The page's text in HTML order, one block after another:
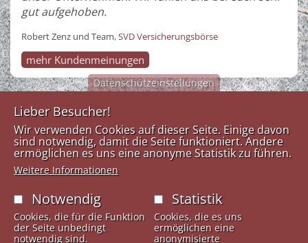
gut aufgehoben.
Robert Zenz und Team,SVD Versicherungsbörse
mehr Kundenmeinungen
Medien
Design
Werkstatt
6067 Absam
Österreich
Kontakt
Tel:+43
53723
53723-12
info@mdw.ag
Links
Anfahrtsplan
Impresssum
Datenschutzeinstellungen
Lieber Besucher!
Wir verwenden Cookies auf dieser Seite. Einige davon
sind notwendig, damit die Seite funktioniert. Andere
ermöglichen es uns eine anonyme Statistik zu führen.
Weitere Informationen
Notwendig
Cookies, die für die Funktion
der Seite unbedingt
notwendig sind.
Statistik
Cookies, die es uns
ermöglichen eine
anonymisierte